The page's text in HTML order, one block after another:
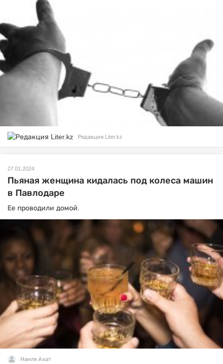
Редакция Liter.kz
27.01.2024
Пьяная женщина кидалась под колеса машин
в Павлодаре
Ее проводили домой.
Наиля Ахат